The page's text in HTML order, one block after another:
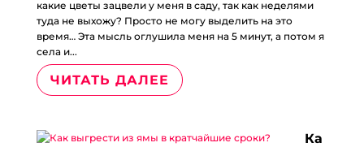
какие цветы зацвели у меня в саду, так как неделями
туда не выхожу? Просто не могу выделить на это
время… Эта мысль оглушила меня на 5 минут, а потом я
села и...
ЧИТАТЬ ДАЛЕЕ
Ка